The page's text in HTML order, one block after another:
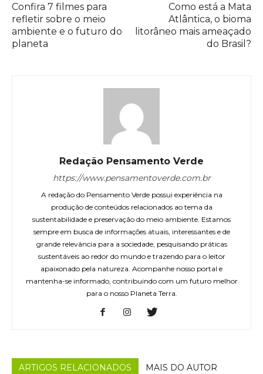
Confira 7 filmes para
refletir sobre o meio
ambiente e o futuro do
planeta
Como está a Mata
Atlântica, o bioma
litorâneo mais ameaçado
do Brasil?
Redação Pensamento Verde
https://www.pensamentoverde.com.br
A redação do Pensamento Verde possui experiência na
produção de conteúdos relacionados ao tema da
sustentabilidade e preservação do meio ambiente. Estamos
sempre em busca de informações atuais, interessantes e de
grande relevância para a sociedade, pesquisando práticas
sustentáveis ao redor do mundo e trazendo para o leitor
apaixonado pela natureza. Acompanhe nosso portal e
mantenha-se informado, contribuindo com um futuro melhor
para o nosso Planeta Terra.
ARTIGOS RELACIONADOS MAIS DO AUTOR